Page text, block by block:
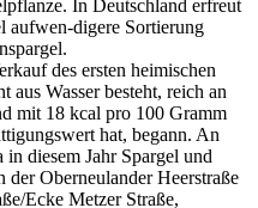
In Deutschland erfreut
aufwen-digere Sortierung
des ersten heimischen
aus Wasser besteht, reich an
mit 18 kcal pro 100 Gramm
hat, begann. An
diesem Jahr Spargel und
der Oberneulander Heerstraße
Ecke Metzer Straße,